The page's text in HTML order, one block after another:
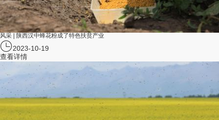
风采 | 陕西汉中蜂花粉成了特色扶贫产业
2023-10-19
查看详情